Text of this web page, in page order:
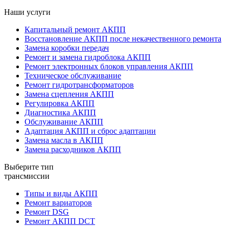
Наши услуги
Капитальный ремонт АКПП
Восстановление АКПП после некачественного ремонта
Замена коробки передач
Ремонт и замена гидроблока АКПП
Ремонт электронных блоков управления АКПП
Техническое обслуживание
Ремонт гидротрансформаторов
Замена сцепления АКПП
Регулировка АКПП
Диагностика АКПП
Обслуживание АКПП
Адаптация АКПП и сброс адаптации
Замена масла в АКПП
Замена расходников АКПП
Выберите тип
трансмиссии
Типы и виды АКПП
Ремонт вариаторов
Ремонт DSG
Ремонт АКПП DCT